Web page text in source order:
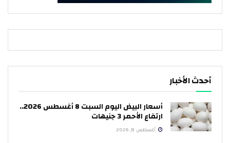
أحدث الأخبار
أسعار البيض اليوم السبت 8 أغسطس 2026..
ارتفاع الأحمر 3 جنيهات
أغسطس 8, 2026